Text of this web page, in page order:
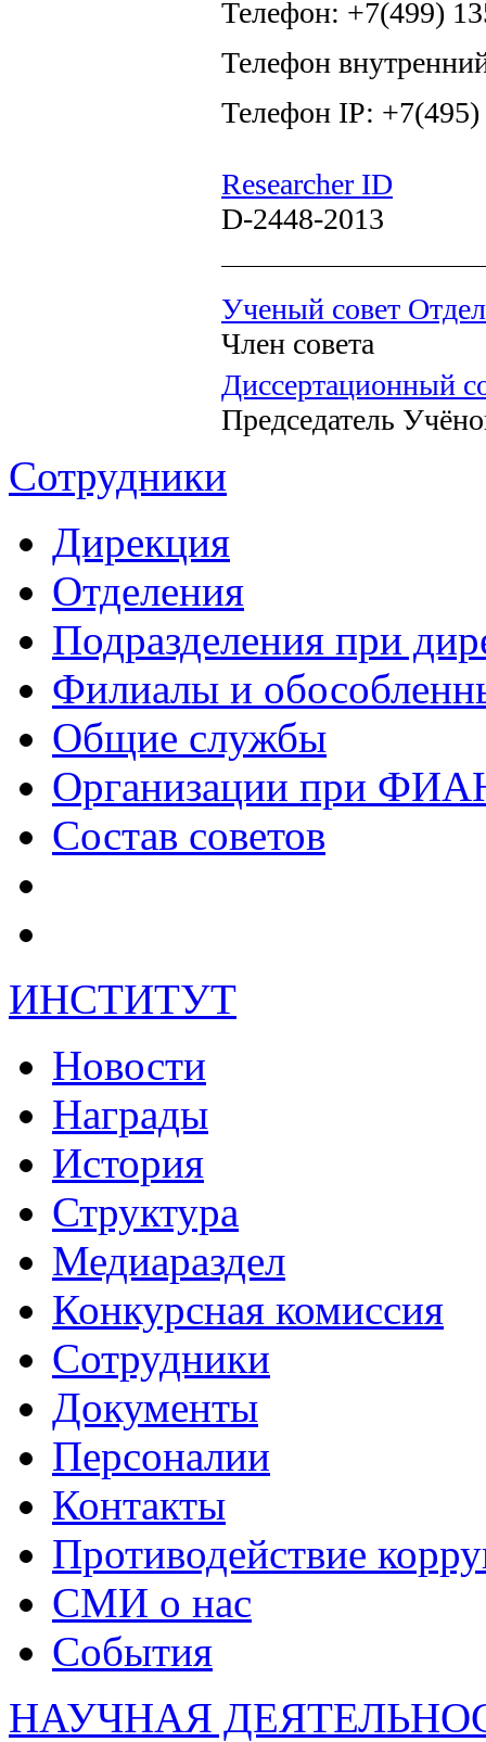
Телефон: +7(499)
Телефон
Телефон IP:
Researcher ID
D-2448-2013
Ученый совет
Член совета
Диссертационный
Председатель
Сотрудники
Дирекция
Отделения
Подразделения при
Филиалы и
Общие службы
Организации при
Состав советов
ИНСТИТУТ
Новости
Награды
История
Структура
Медиараздел
Конкурсная комиссия
Сотрудники
Документы
Персоналии
Контакты
Противодействие
СМИ о нас
События
НАУЧНАЯ